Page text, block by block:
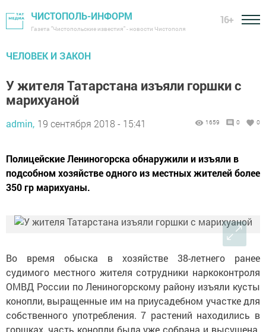
ЧИСТОПОЛЬ-ИНФОРМ
Газета "Чистопольские известия" - новости Чистополя
16+
ЧЕЛОВЕК И ЗАКОН
У жителя Татарстана изъяли горшки с
марихуаной
admin, 19 сентября 2018 - 15:41 1659 0 0
Полицейские Лениногорска обнаружили и изъяли в
подсобном хозяйстве одного из местных жителей более
350 гр марихуаны.
Во время обыска в хозяйстве 38-летнего ранее
судимого местного жителя сотрудники наркоконтроля
ОМВД России по Лениногорскому району изъяли кусты
конопли, выращенные им на приусадебном участке для
собственного употребления. 7 растений находились в
горшках, часть конопли была уже собрана и высушена.